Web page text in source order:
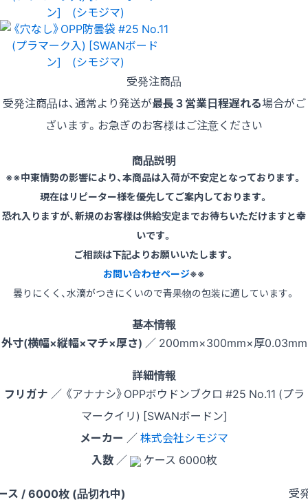
受発注商品
受発注商品は、通常より発送が最長３営業日程遅れる場合がご
ざいます。お急ぎのお客様はご注意ください
商品説明
※※中東情勢の影響により、本商品は入荷が不安定となっております。
現在はリピーター様を優先してご案内しております。
恐れ入りますが、新規のお客様は供給安定までお待ちいただけますと幸
いです。
ご相談は下記よりお願いいたします。
お問い合わせページ※※
曇りにくく、水滴がつきにくいので青果物の包装に適しています。
基本情報
外寸(横幅×縦幅×マチ×厚さ) ／ 200mm×300mm×厚0.03mm
詳細情報
フリガナ ／ 《アナナシ》OPPボウドンブクロ #25 No.11 (プラ
マークイリ) [SWANボードン]
メーカー ／株式会社シモジマ
入数／ ケース 6000枚
ス / 6000枚 (品切れ中)
受